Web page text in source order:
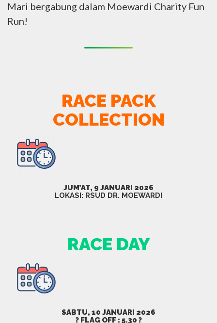
Mari bergabung dalam Moewardi Charity Fun
Run!
RACE PACK
COLLECTION
JUM’AT, 9 JANUARI 2026
LOKASI: RSUD DR. MOEWARDI
RACE DAY
SABTU, 10 JANUARI 2026
? FLAG OFF : 5.30 ?